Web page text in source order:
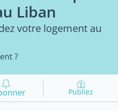
Liban
votre logement au
?
Publiez